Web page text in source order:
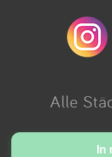
In
Alle
Made